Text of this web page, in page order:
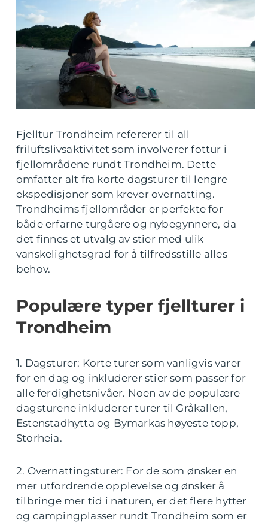
Fjelltur Trondheim refererer til all
friluftslivsaktivitet som involverer fottur i
fjellområdene rundt Trondheim. Dette
omfatter alt fra korte dagsturer til lengre
ekspedisjoner som krever overnatting.
Trondheims fjellområder er perfekte for
både erfarne turgåere og nybegynnere, da
det finnes et utvalg av stier med ulik
vanskelighetsgrad for å tilfredsstille alles
behov.
Populære typer fjellturer i
Trondheim
1. Dagsturer: Korte turer som vanligvis varer
for en dag og inkluderer stier som passer for
alle ferdighetsnivåer. Noen av de populære
dagsturene inkluderer turer til Gråkallen,
Estenstadhytta og Bymarkas høyeste topp,
Storheia.
2. Overnattingsturer: For de som ønsker en
mer utfordrende opplevelse og ønsker å
tilbringe mer tid i naturen, er det flere hytter
og campingplasser rundt Trondheim som er